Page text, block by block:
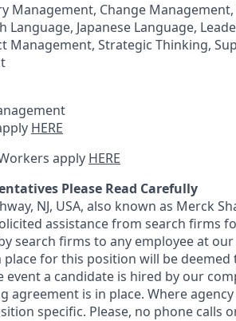
Management, Change
Language, Japanese Language,
Management, Strategic Thinking,
HERE
apply HERE
Please Read Carefully
NJ, USA, also known as Merck
assistance from search firms
search firms to any employee at
for this position will be
event a candidate is hired by our
agreement is in place. Where
specific. Please, no phone calls